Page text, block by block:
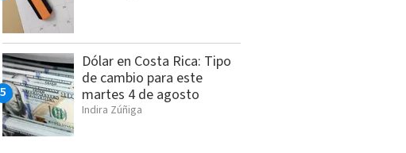
Dólar en Costa Rica: Tipo
de cambio para este
martes 4 de agosto
Indira Zúñiga